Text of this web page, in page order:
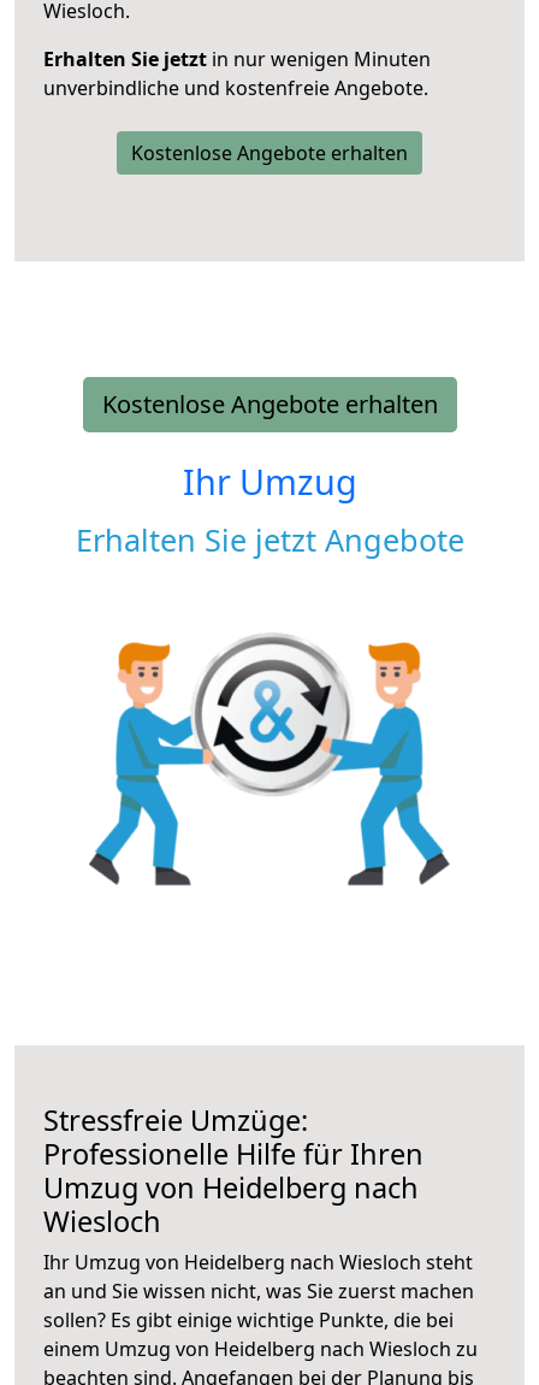
Wiesloch.
Erhalten Sie jetzt in nur wenigen Minuten
unverbindliche und kostenfreie Angebote.
Kostenlose Angebote erhalten
Kostenlose Angebote erhalten
Ihr Umzug
Erhalten Sie jetzt Angebote
Stressfreie Umzüge:
Professionelle Hilfe für Ihren
Umzug von Heidelberg nach
Wiesloch
Ihr Umzug von Heidelberg nach Wiesloch steht
an und Sie wissen nicht, was Sie zuerst machen
sollen? Es gibt einige wichtige Punkte, die bei
einem Umzug von Heidelberg nach Wiesloch zu
beachten sind. Angefangen bei der Planung bis